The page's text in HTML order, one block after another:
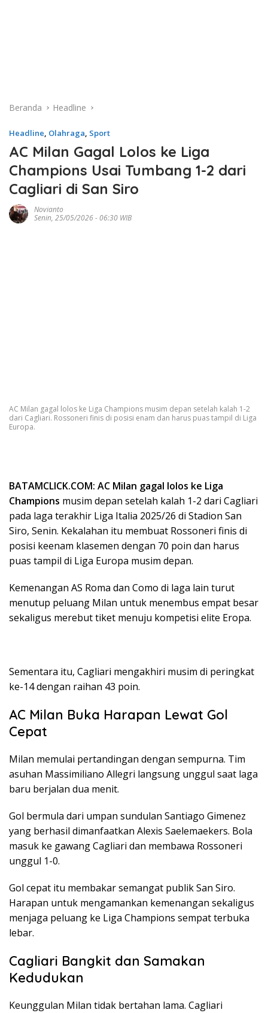
Beranda Headline
Headline, Olahraga, Sport
AC Milan Gagal Lolos ke Liga
Champions Usai Tumbang 1-2 dari
Cagliari di San Siro
Novianto
Senin, 25/05/2026 - 06:30 WIB
AC Milan gagal lolos ke Liga Champions musim depan setelah kalah 1-2
dari Cagliari. Rossoneri finis di posisi enam dan harus puas tampil di Liga
Europa.
BATAMCLICK.COM: AC Milan gagal lolos ke Liga
Champions musim depan setelah kalah 1-2 dari Cagliari
pada laga terakhir Liga Italia 2025/26 di Stadion San
Siro, Senin. Kekalahan itu membuat Rossoneri finis di
posisi keenam klasemen dengan 70 poin dan harus
puas tampil di Liga Europa musim depan.
Kemenangan AS Roma dan Como di laga lain turut
menutup peluang Milan untuk menembus empat besar
sekaligus merebut tiket menuju kompetisi elite Eropa.
Sementara itu, Cagliari mengakhiri musim di peringkat
ke-14 dengan raihan 43 poin.
AC Milan Buka Harapan Lewat Gol
Cepat
Milan memulai pertandingan dengan sempurna. Tim
asuhan Massimiliano Allegri langsung unggul saat laga
baru berjalan dua menit.
Gol bermula dari umpan sundulan Santiago Gimenez
yang berhasil dimanfaatkan Alexis Saelemaekers. Bola
masuk ke gawang Cagliari dan membawa Rossoneri
unggul 1-0.
Gol cepat itu membakar semangat publik San Siro.
Harapan untuk mengamankan kemenangan sekaligus
menjaga peluang ke Liga Champions sempat terbuka
lebar.
Cagliari Bangkit dan Samakan
Kedudukan
Keunggulan Milan tidak bertahan lama. Cagliari